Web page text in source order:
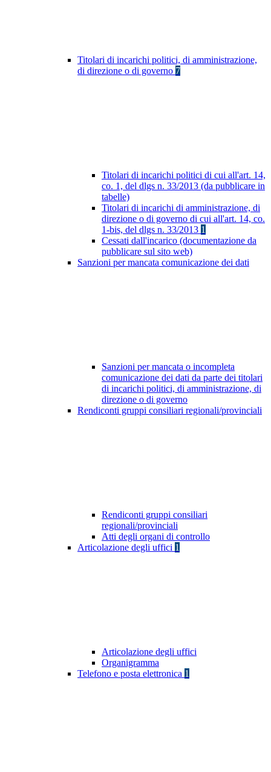
Titolari di incarichi politici, di amministrazione,
di direzione o di governo 7
Titolari di incarichi politici di cui all'art. 14,
co. 1, del dlgs n. 33/2013 (da pubblicare in
tabelle)
Titolari di incarichi di amministrazione, di
direzione o di governo di cui all'art. 14, co.
1-bis, del dlgs n. 33/2013 1
Cessati dall'incarico (documentazione da
pubblicare sul sito web)
Sanzioni per mancata comunicazione dei dati
Sanzioni per mancata o incompleta
comunicazione dei dati da parte dei titolari
di incarichi politici, di amministrazione, di
direzione o di governo
Rendiconti gruppi consiliari regionali/provinciali
Rendiconti gruppi consiliari
regionali/provinciali
Atti degli organi di controllo
Articolazione degli uffici 1
Articolazione degli uffici
Organigramma
Telefono e posta elettronica 1